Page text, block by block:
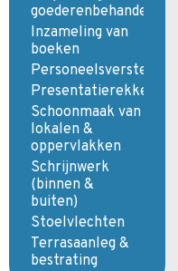
goederenbehandeling
Inzameling van
boeken
Personeelsversterking
Presentatierekken
Schoonmaak van
lokalen &
oppervlakken
Schrijnwerk
(binnen &
buiten)
Stoelvlechten
Terrasaanleg &
bestrating